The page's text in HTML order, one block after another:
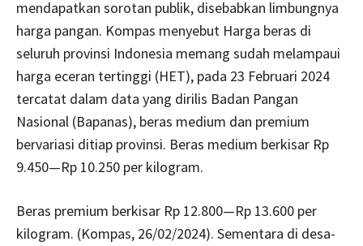
mendapatkan sorotan publik, disebabkan limbungnya
harga pangan. Kompas menyebut Harga beras di
seluruh provinsi Indonesia memang sudah melampaui
harga eceran tertinggi (HET), pada 23 Februari 2024
tercatat dalam data yang dirilis Badan Pangan
Nasional (Bapanas), beras medium dan premium
bervariasi ditiap provinsi. Beras medium berkisar Rp
9.450—Rp 10.250 per kilogram.
Beras premium berkisar Rp 12.800—Rp 13.600 per
kilogram. (Kompas, 26/02/2024). Sementara di desa-